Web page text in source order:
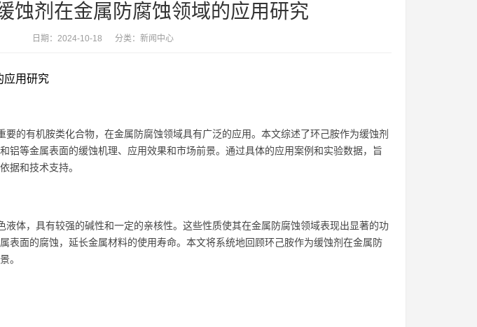
蚀剂在金属防腐蚀领域的应用研究
日期：2024-10-18 分类： 新闻中心
应用研究
的有机胺类化合物，在金属防腐蚀领域具有广泛的应用。本文综述了环己胺作为缓蚀剂
铝等金属表面的缓蚀机理、应用效果和市场前景。通过具体的应用案例和实验数据，旨
据和技术支持。
体，具有较强的碱性和一定的亲核性。这些性质使其在金属防腐蚀领域表现出显著的功
表面的腐蚀，延长金属材料的使用寿命。本文将系统地回顾环己胺作为缓蚀剂在金属防
。